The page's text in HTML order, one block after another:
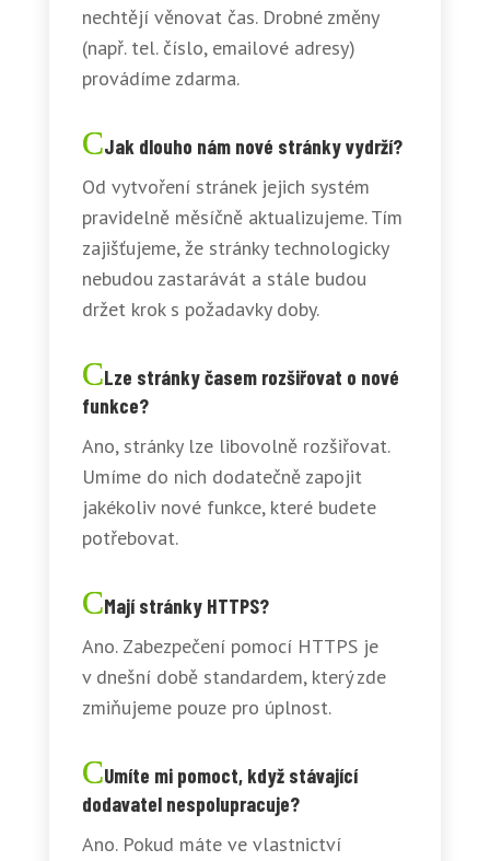
nechtějí věnovat čas. Drobné změny
(např. tel. číslo, emailové adresy)
provádíme zdarma.
Jak dlouho nám nové stránky vydrží?
Od vytvoření stránek jejich systém
pravidelně měsíčně aktualizujeme. Tím
zajišťujeme, že stránky technologicky
nebudou zastarávát a stále budou
držet krok s požadavky doby.
Lze stránky časem rozšiřovat o nové
funkce?
Ano, stránky lze libovolně rozšiřovat.
Umíme do nich dodatečně zapojit
jakékoliv nové funkce, které budete
potřebovat.
Mají stránky HTTPS?
Ano. Zabezpečení pomocí HTTPS je
v dnešní době standardem, který zde
zmiňujeme pouze pro úplnost.
Umíte mi pomoct, když stávající
dodavatel nespolupracuje?
Ano. Pokud máte ve vlastnictví